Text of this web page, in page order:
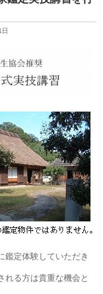
鑑定体験していただき
れる方は貴重な機会と